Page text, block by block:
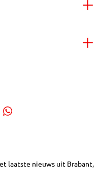
laatste nieuws uit Brabant,